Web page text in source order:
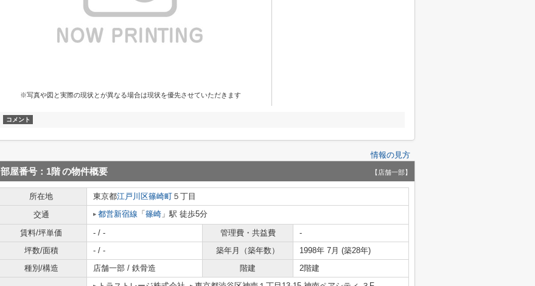
※写真や図と実際の現状とが異なる場合は現状を優先させていただきます
コメント
情報の見方
部屋番号：1階の物件概要 【店舗一部】
所在地 東京都江戸川区篠崎町 ５丁目
交通
都営新宿線 「 篠崎 」駅 徒歩5分
賃料/坪単価 - / - 管理費・共益費
-
坪数/面積
- / - 築年月（築年数）
1998年 7月 (築28年)
種別/構造
店舗一部 / 鉄骨造 階建 2階建